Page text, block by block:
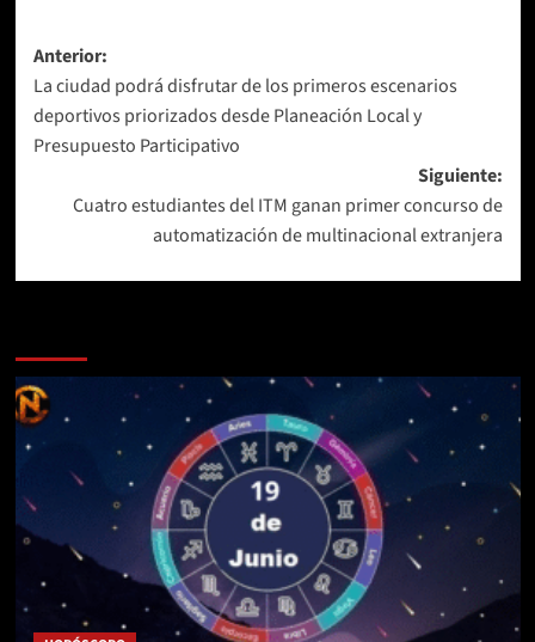
Navegación
de
entradas
Anterior:
La ciudad podrá disfrutar de los primeros escenarios
deportivos priorizados desde Planeación Local y
Presupuesto Participativo
Siguiente:
Cuatro estudiantes del ITM ganan primer concurso de
automatización de multinacional extranjera